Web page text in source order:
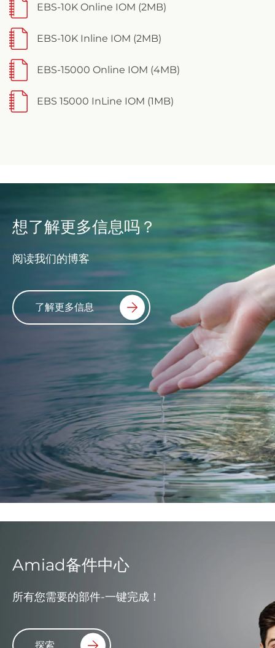
EBS-10K Online IOM (2MB)
EBS-10K Inline IOM (2MB)
EBS-15000 Online IOM (4MB)
EBS 15000 InLine IOM (1MB)
想了解更多信息吗？
阅读我们的博客
了解更多信息
Amiad备件中心
所有您需要的部件-一键完成！
探索